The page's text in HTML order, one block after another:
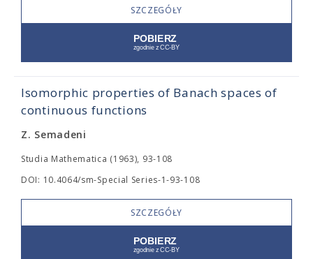
SZCZEGÓŁY
Isomorphic properties of Banach spaces of
continuous functions
Z. Semadeni
Studia Mathematica (1963), 93-108
DOI: 10.4064/sm-Special Series-1-93-108
SZCZEGÓŁY